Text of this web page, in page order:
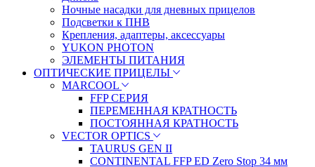
Ночные насадки для дневных прицелов
Подсветки к ПНВ
Крепления, адаптеры, аксессуары
YUKON PHOTON
ЭЛЕМЕНТЫ ПИТАНИЯ
ОПТИЧЕСКИЕ ПРИЦЕЛЫ
MARCOOL
FFP СЕРИЯ
ПЕРЕМЕННАЯ КРАТНОСТЬ
ПОСТОЯННАЯ КРАТНОСТЬ
VECTOR OPTICS
TAURUS GEN II
CONTINENTAL FFP ED Zero Stop 34 мм